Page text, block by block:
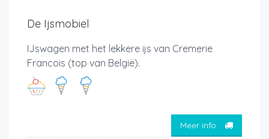
De Ijsmobiel
IJswagen met het lekkere ijs van Cremerie
Francois (top van België).
Meer info